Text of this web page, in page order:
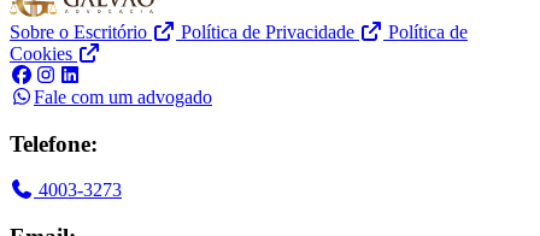
Sobre o Escritório Política de Privacidade
Política de
Cookies
Fale com um advogado
Telefone:
4003-3273